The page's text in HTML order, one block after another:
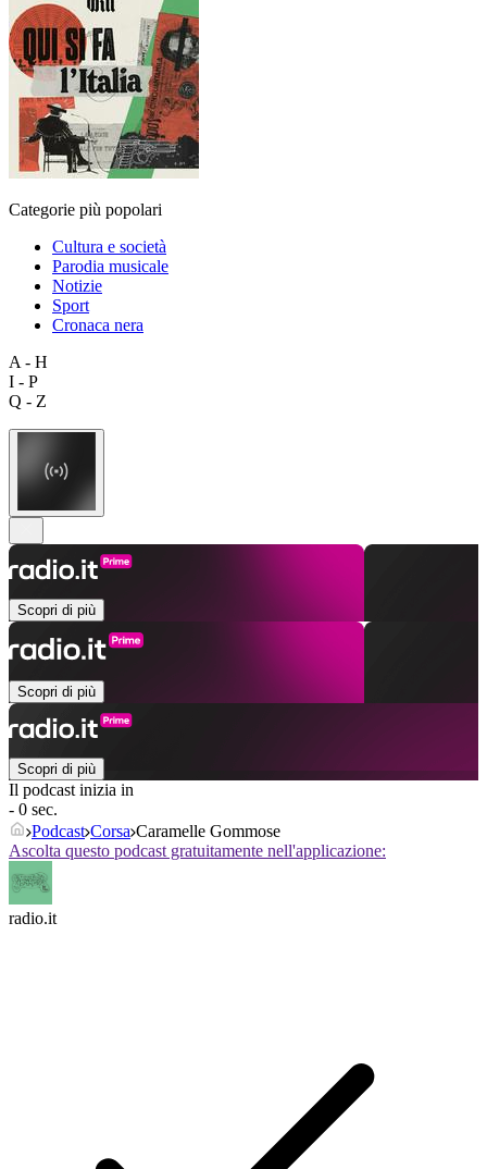
Categorie più popolari
Cultura e società
Parodia musicale
Notizie
Sport
Cronaca nera
A - H
I - P
Q - Z
Scopri di più
Scopri di più
Scopri di più
Il podcast inizia in
- 0 sec.
Podcast Corsa Caramelle Gommose
Ascolta questo podcast gratuitamente nell'applicazione:
radio.it